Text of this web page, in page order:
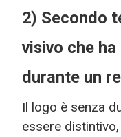
2) Secondo
visivo che
durante un
Il logo è senza
essere